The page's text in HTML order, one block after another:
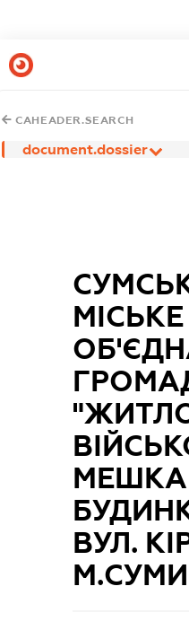
CAHEADER.SEARCH
document.dossier
МІСЬКЕ
ВУЛ.
М.СУМИ